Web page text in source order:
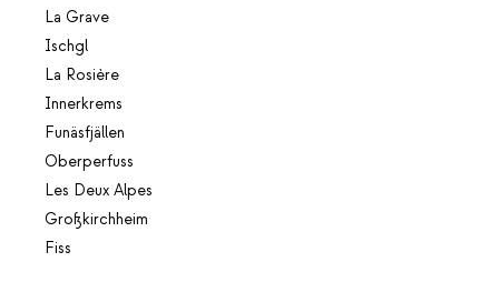
La Grave
Ischgl
La Rosière
Innerkrems
Funäsfjällen
Oberperfuss
Les Deux Alpes
Großkirchheim
Fiss